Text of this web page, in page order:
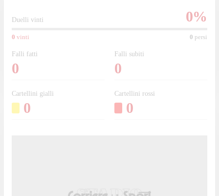
Duelli vinti 0%
0 vinti 0 persi
Falli fatti
0
Falli subiti
0
Cartellini gialli
0
Cartellini rossi
0